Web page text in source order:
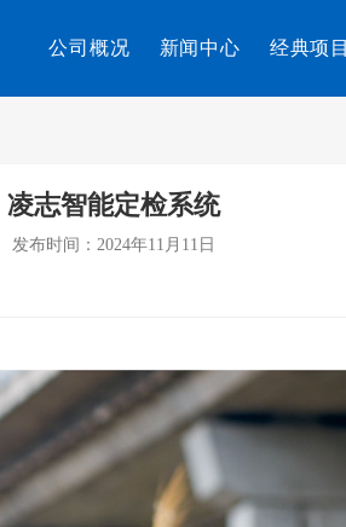
公司概况 新闻中心 经典项目
凌志智能定检系统
发布时间：2024年11月11日